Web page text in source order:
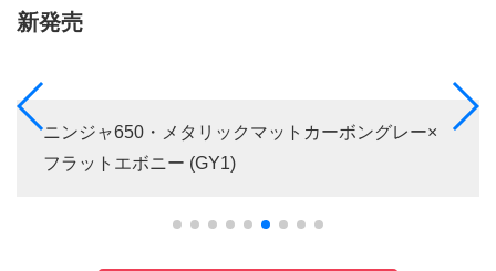
新発売
ニンジャ650・メタリックマットカーボングレー×
フラットエボニー (GY1)